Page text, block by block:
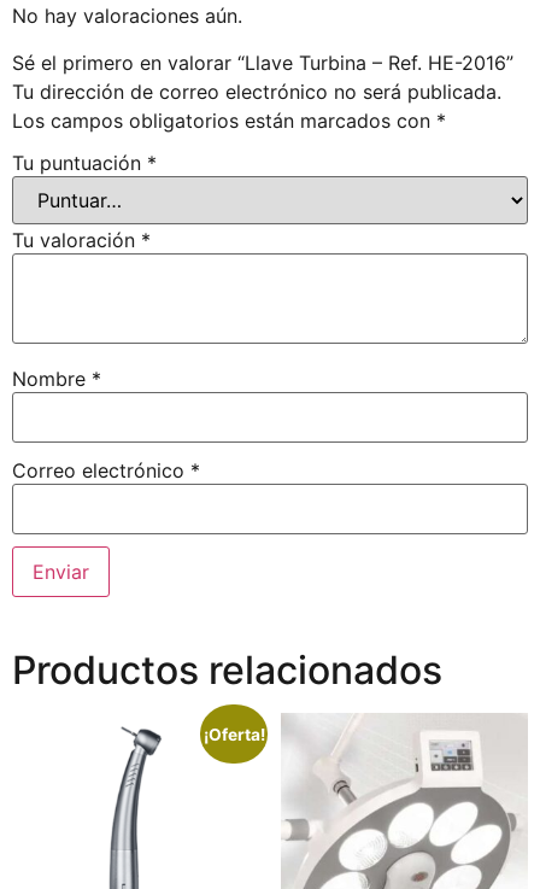
No hay valoraciones aún.
Sé el primero en valorar “Llave Turbina – Ref. HE-2016”
Tu dirección de correo electrónico no será publicada.
Los campos obligatorios están marcados con *
Tu puntuación *
Tu valoración *
Nombre *
Correo electrónico *
Productos relacionados
¡Oferta!